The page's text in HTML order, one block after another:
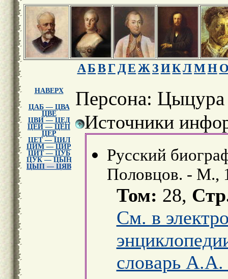
АБВГ ДЕ Ж ЗИКЛМН
НАВЕРХ
ЦАБ — ЦВА
ЦВЕ
ЦВИ — ЦЕД
ЦЕИ — ЦЕП
ЦЕР
ЦЕТ — ЦИЛ
ЦИМ — ЦИР
ЦИТ — ЦУБ
ЦУК — ЦЫН
ЦЫП — ЦЯВ
Персона:
Источники
Русский
Половцов. - М.,
Том: 28,
См. в
словарь